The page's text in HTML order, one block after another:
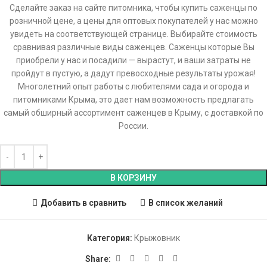
Сделайте заказ на сайте питомника, чтобы купить саженцы по
розничной цене, а цены для оптовых покупателей у нас можно
увидеть на соответствующей странице. Выбирайте стоимость
сравнивая различные виды саженцев. Саженцы которые Вы
приобрели у нас и посадили — вырастут, и ваши затраты не
пройдут в пустую, а дадут превосходные результаты урожая!
Многолетний опыт работы с любителями сада и огорода и
питомниками Крыма, это дает нам возможность предлагать
самый обширный ассортимент саженцев в Крыму, с доставкой по
России.
В КОРЗИНУ
Добавить в сравнить В список желаний
Категория: Крыжовник
Share: